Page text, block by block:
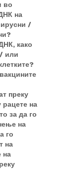
во
на
/
како
/ или
преку
рацете на
за да го
на
го
на
на